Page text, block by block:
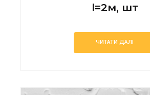
l=2м, шт
ЧИТАТИ ДАЛІ